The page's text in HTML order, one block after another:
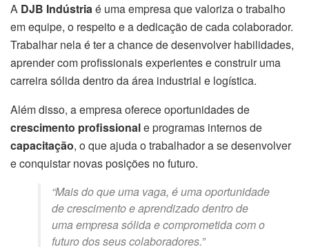
A DJB Indústriaé uma empresa que valoriza o trabalho
em equipe, o respeito e a dedicação de cada colaborador.
Trabalhar nela é ter a chance de desenvolver habilidades,
aprender com profissionais experientes e construir uma
carreira sólida dentro da área industrial e logística.
Além disso, a empresa oferece oportunidades de
crescimento profissionale programas internos de
capacitação, o que ajuda o trabalhador a se desenvolver
e conquistar novas posições no futuro.
“Mais do que uma vaga, é uma oportunidade
de crescimento e aprendizado dentro de
uma empresa sólida e comprometida com o
futuro dos seus colaboradores.”